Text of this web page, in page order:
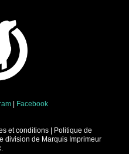
| Facebook
et conditions | Politique de
division de Marquis Imprimeur